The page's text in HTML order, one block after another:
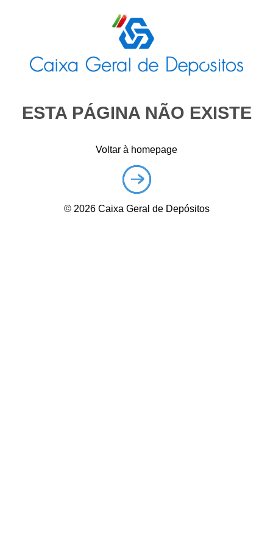
ESTA PÁGINA NÃO EXISTE
Voltar à homepage
© 2026Caixa Geral de Depósitos